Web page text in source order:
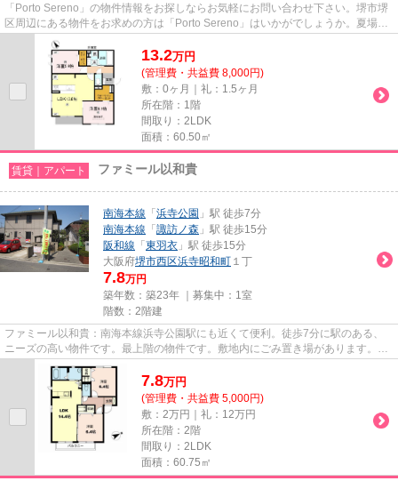
「Porto Sereno」の物件情報をお探しならお気軽にお問い合わせ下さい。堺市堺
区周辺にある物件をお求めの方は「Porto Sereno」はいかがでしょうか。夏場の
電気代も安く抑えられる通風...
13.2万円
(管理費・共益費 8,000円)
敷：0ヶ月｜礼：1.5ヶ月
所在階：1階
間取り：2LDK
面積：60.50㎡
賃貸｜アパート ファミール以和貴
南海本線 「 浜寺公園 」駅 徒歩7分
南海本線 「 諏訪ノ森 」駅 徒歩15分
阪和線 「 東羽衣 」駅 徒歩15分
大阪府堺市西区浜寺昭和町 １丁
7.8万円
築年数：築23年 ｜募集中： 1室
階数：2階建
ファミール以和貴：南海本線浜寺公園駅にも近くて便利。徒歩7分に駅のある、
ニーズの高い物件です。最上階の物件です。敷地内にごみ置き場があります。堺
市西区エリアにある賃貸情報の...
7.8万円
(管理費・共益費 5,000円)
敷：2万円｜礼：12万円
所在階：2階
間取り：2LDK
面積：60.75㎡